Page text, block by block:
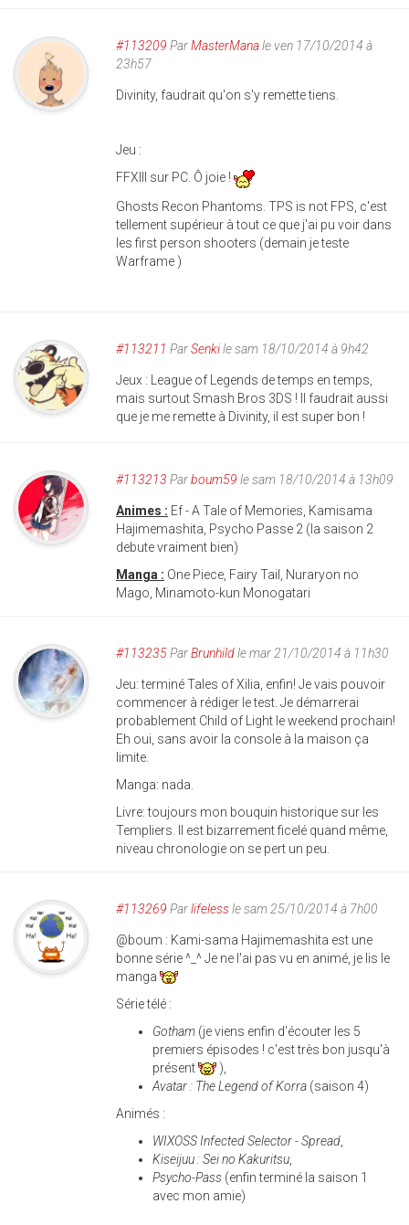
#113209 ParMasterManale ven 17/10/2014 à
23h57
Divinity, faudrait qu'on s'y remette tiens.
Jeu :
FFXIII sur PC. Ô joie !
Ghosts Recon Phantoms. TPS is not FPS, c'est
tellement supérieur à tout ce que j'ai pu voir dans
les first person shooters (demain je teste
Warframe )
#113211 ParSenkile sam 18/10/2014 à 9h42
Jeux : League of Legends de temps en temps,
mais surtout Smash Bros 3DS ! Il faudrait aussi
que je me remette à Divinity, il est super bon !
#113213 Parboum59 le sam 18/10/2014 à 13h09
Animes : Ef - A Tale of Memories, Kamisama
Hajimemashita, Psycho Passe 2 (la saison 2
debute vraiment bien)
Manga : One Piece, Fairy Tail, Nuraryon no
Mago, Minamoto-kun Monogatari
#113235ParBrunhildle mar 21/10/2014 à 11h30
Jeu: terminé Tales of Xilia, enfin! Je vais pouvoir
commencer à rédiger le test. Je démarrerai
probablement Child of Light le weekend prochain!
Eh oui, sans avoir la console à la maison ça
limite.
Manga: nada.
Livre: toujours mon bouquin historique sur les
Templiers. Il est bizarrement ficelé quand même,
niveau chronologie on se pert un peu.
#113269 Parlifelessle sam 25/10/2014 à 7h00
@boum : Kami-sama Hajimemashita est une
bonne série ^_^ Je ne l'ai pas vu en animé, je lis le
manga
Série télé :
Gotham (je viens enfin d'écouter les 5
premiers épisodes ! c'est très bon jusqu'à
présent
),
Avatar : The Legend of Korra (saison 4)
Animés :
WIXOSS Infected Selector - Spread
Kiseijuu : Sei no Kakuritsu
Psycho-Pass (enfin terminé la saison 1
avec mon amie)